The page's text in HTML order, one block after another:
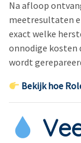
Na afloop
meetresultaten
exact welke
onnodige kosten
wordt
Bekijk hoe